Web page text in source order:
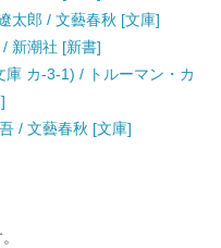
太郎 / 文藝春秋 [文庫]
新潮社 [新書]
カ-3-1) / トルーマン・カ
/ 文藝春秋 [文庫]